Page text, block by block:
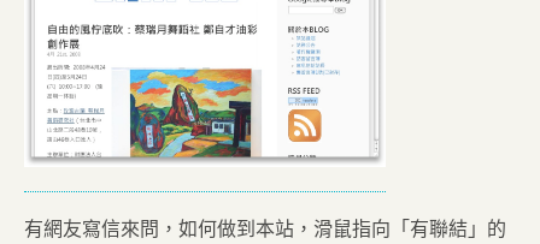
有網友寫信來問，如何做到本站，滑鼠指向「有聯結」的